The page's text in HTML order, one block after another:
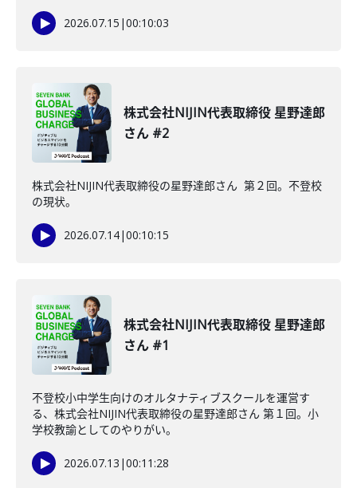
2026.07.15 |00:10:03
株式会社NIJIN代表取締役 星野達郎
さん #2
株式会社NIJIN代表取締役の星野達郎さん 第２回。不登校
の現状。
2026.07.14|00:10:15
株式会社NIJIN代表取締役 星野達郎
さん #1
不登校小中学生向けのオルタナティブスクールを運営す
る、株式会社NIJIN代表取締役の星野達郎さん 第１回。小
学校教諭としてのやりがい。
2026.07.13 |00:11:28